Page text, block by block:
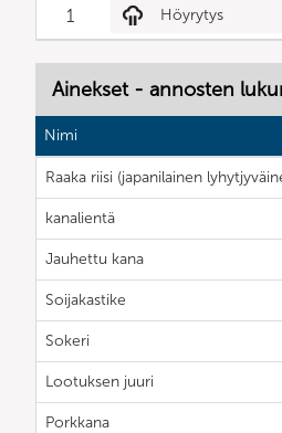
1 Höyrytys
Ainekset - annosten
Nimi
Raaka riisi (japanilainen
kanalientä
Jauhettu kana
Soijakastike
Sokeri
Lootuksen juuri
Porkkana